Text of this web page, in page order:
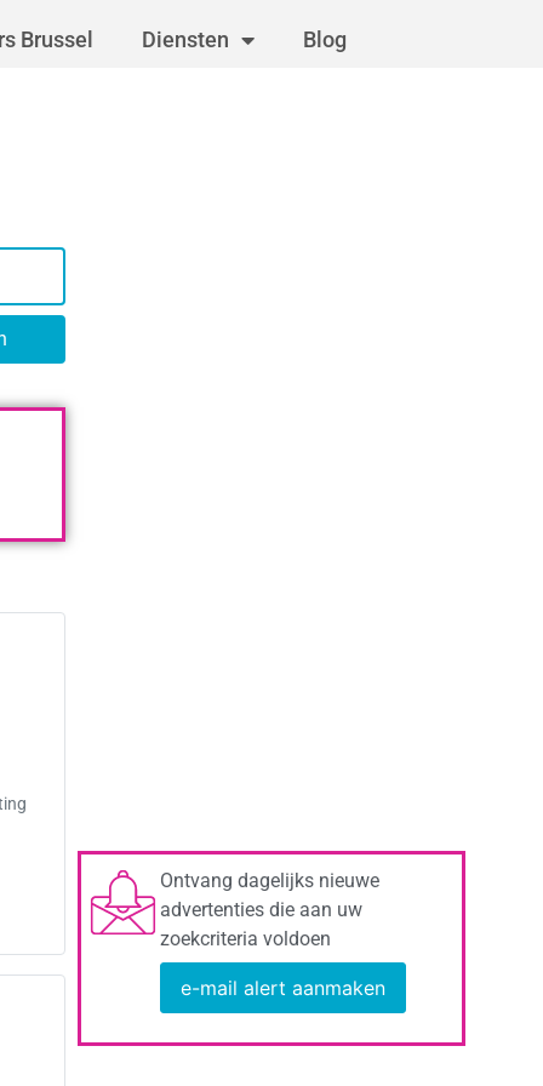
Brussel Diensten Blog
Ontvang dagelijks nieuwe
advertenties die aan uw
zoekcriteria voldoen
e-mail alert aanmaken